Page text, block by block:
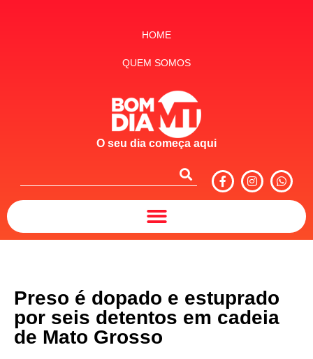
HOME
QUEM SOMOS
O seu dia começa aqui
Preso é dopado e estuprado
por seis detentos em cadeia
de Mato Grosso